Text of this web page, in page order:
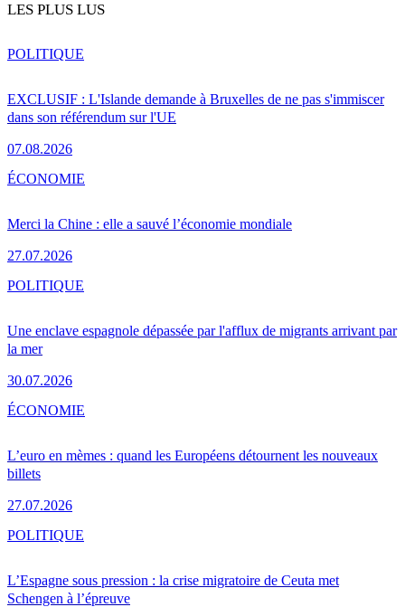
LES PLUS LUS
EXCLUSIF : L'Islande demande à Bruxelles de ne pas s'immiscer
dans son référendum sur l'UE
07.08.2026
POLITIQUE
Merci la Chine : elle a sauvé l’économie mondiale
27.07.2026
ÉCONOMIE
Une enclave espagnole dépassée par l'afflux de migrants arrivant par
la mer
30.07.2026
POLITIQUE
L’euro en mèmes : quand les Européens détournent les nouveaux
billets
27.07.2026
ÉCONOMIE
L’Espagne sous pression : la crise migratoire de Ceuta met
Schengen à l’épreuve
POLITIQUE